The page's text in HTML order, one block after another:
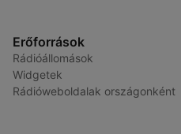
Erőforrások
Rádióállomások
Widgetek
Rádióweboldalak országonként